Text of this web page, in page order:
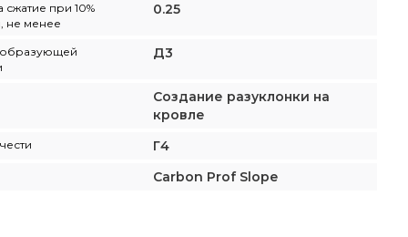
сжатие при 10%
не менее
0.25
Д3
Создание разуклонки на
кровле
Г4
Carbon Prof Slope